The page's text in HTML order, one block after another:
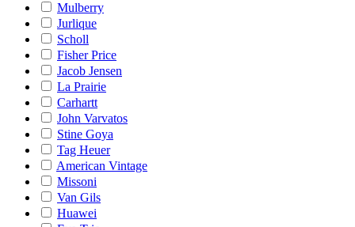
Mulberry
Jurlique
Scholl
Fisher Price
Jacob Jensen
La Prairie
Carhartt
John Varvatos
Stine Goya
Tag Heuer
American Vintage
Missoni
Van Gils
Huawei